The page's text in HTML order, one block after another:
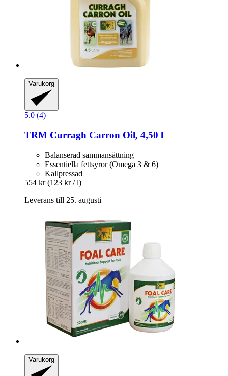
Varukorg
5.0 (4)
TRM Curragh Carron Oil, 4,50 l
Balanserad sammansättning
Essentiella fettsyror (Omega 3 & 6)
Kallpressad
554 kr (123 kr / l)
Leverans till 25. augusti
Varukorg